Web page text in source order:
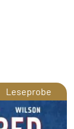
Leseprobe